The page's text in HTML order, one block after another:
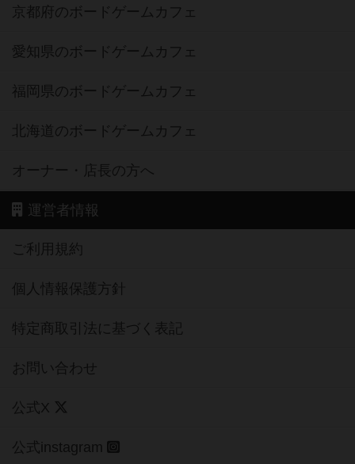
京都府のボードゲームカフェ
愛知県のボードゲームカフェ
福岡県のボードゲームカフェ
北海道のボードゲームカフェ
オーナー・店長の方へ
運営者情報
ご利用規約
個人情報保護方針
特定商取引法に基づく表記
お問い合わせ
公式X
公式instagram